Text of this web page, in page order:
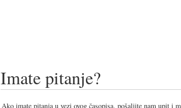
Imate pitanje?
Ako imate pitanja u vezi ovog časopisa, pošaljite nam upit i